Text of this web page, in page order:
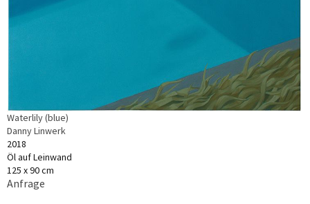
Waterlily (blue)
Danny Linwerk
2018
Öl auf Leinwand
125 x 90 cm
Anfrage